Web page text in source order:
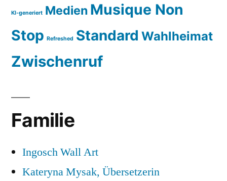
KI-generiert Medien Musique Non
Stop Refreshed Standard Wahlheimat
Zwischenruf
Familie
Ingosch Wall Art
Kateryna Mysak, Übersetzerin